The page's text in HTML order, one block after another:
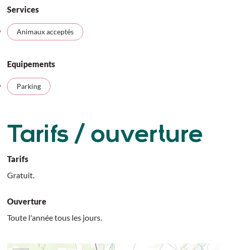
Services
Animaux acceptés
Equipements
Parking
Tarifs / ouverture
Tarifs
Gratuit.
Ouverture
Toute l'année tous les jours.